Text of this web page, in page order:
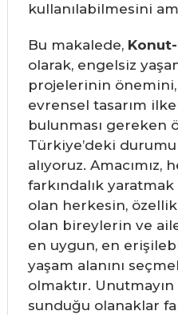
kullanılabilmesini
Bu makalede,
olarak, engelsiz
projelerinin
evrensel tasarım
bulunması gereken
Türkiye’deki
alıyoruz. Amacımız,
farkındalık yaratmak
olan herkesin,
olan bireylerin ve
en uygun, en
yaşam alanını
olmaktır.
sunduğu olanaklar